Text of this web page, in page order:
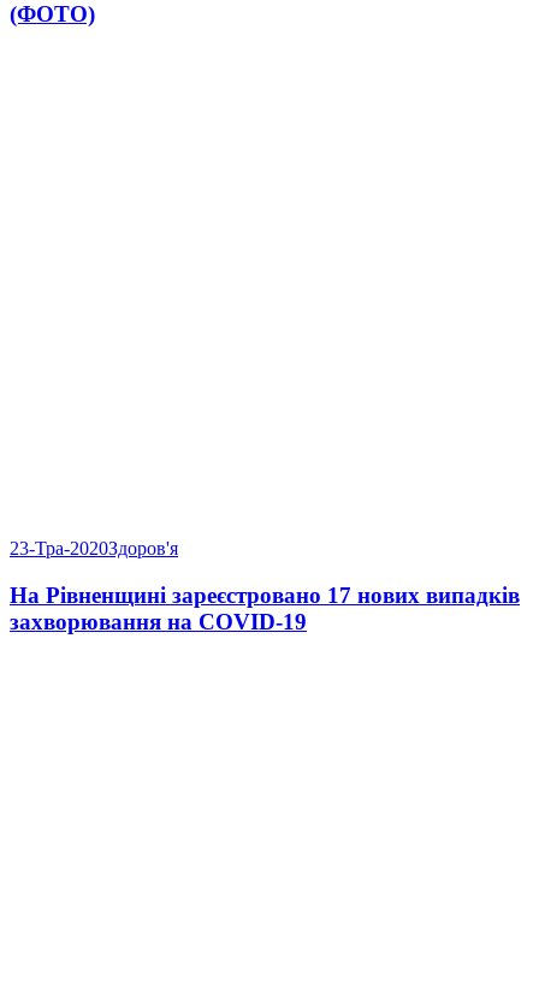
(ФОТО)
23-Тра-2020Здоров'я
На Рівненщині зареєстровано 17 нових випадків
захворювання на COVID-19